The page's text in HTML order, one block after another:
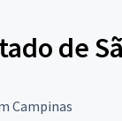
de
Campinas